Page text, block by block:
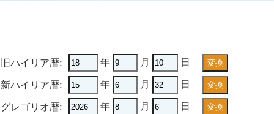
旧ハイリア暦: 年 月 日 変換
新ハイリア暦: 年 月 日 変換
グレゴリオ暦: 年 月 日 変換